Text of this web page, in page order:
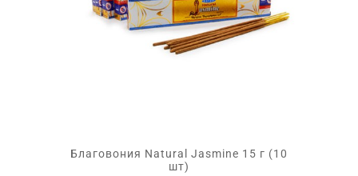
Благовония Natural Jasmine 15 г (10
шт)